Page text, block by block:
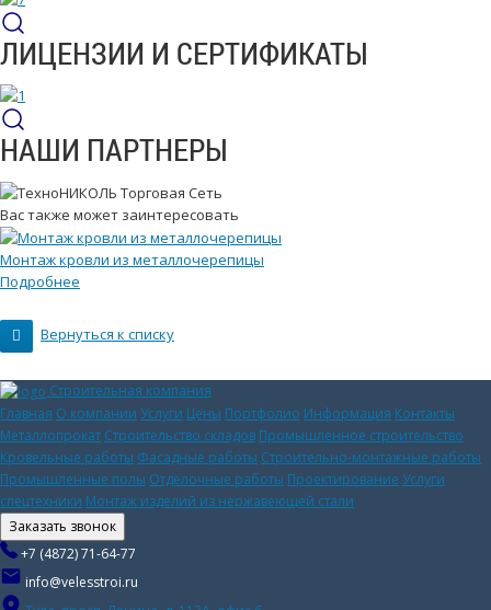
ЛИЦЕНЗИИ И СЕРТИФИКАТЫ
НАШИ ПАРТНЕРЫ
Вас также может заинтересовать
Монтаж кровли из металлочерепицы
Подробнее
Вернуться к списку
Строительная компания
Главная О компании Услуги Цены Портфолио Информация Контакты
Металлопрокат Строительство складов Промышленное строительство
Кровельные работы Фасадные работы Строительно-монтажные работы
Промышленные полы Отделочные работы Проектирование Услуги
спецтехники Монтаж изделий из нержавеющей стали
Заказать звонок
+7 (4872) 71-64-77
info@velesstroi.ru